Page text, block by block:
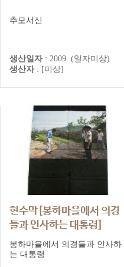
추모서신
생산일자 : 2009. (일자미상)
생산자 : [미상]
현수막[봉하마을에서 의경
들과 인사하는 대통령]
봉하마을에서 의경들과 인사하
는 대통령